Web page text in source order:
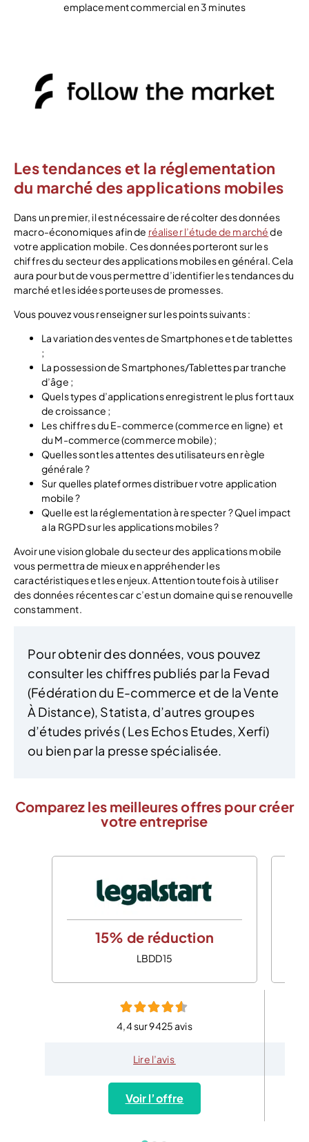
emplacement commercial en 3 minutes
Les tendances et la réglementation
du marché des applications mobiles
Dans un premier, il est nécessaire de récolter des données
macro-économiques afin de réaliser l’étude de marchéde
votre application mobile. Ces données porteront sur les
chiffres du secteur des applications mobiles en général. Cela
aura pour but de vous permettre d’identifier les tendances du
marché et les idées porteuses de promesses.
Vous pouvez vous renseigner sur les points suivants :
La variation des ventes de Smartphones et de tablettes
;
La possession de Smartphones/Tablettes par tranche
d’âge ;
Quels types d’applications enregistrent le plus fort taux
de croissance ;
Les chiffres du E-commerce (commerce en ligne) et
du M-commerce (commerce mobile) ;
Quelles sont les attentes des utilisateurs en règle
générale ?
Sur quelles plateformes distribuer votre application
mobile ?
Quelle est la réglementation à respecter ? Quel impact
a la RGPD sur les applications mobiles ?
Avoir une vision globale du secteur des applications mobile
vous permettra de mieux en appréhender les
caractéristiques et les enjeux. Attention toutefois à utiliser
des données récentes car c’est un domaine qui se renouvelle
constamment.
Pour obtenir des données, vous pouvez
consulter les chiffres publiés par la Fevad
(Fédération du E-commerce et de la Vente
À Distance), Statista, d’autres groupes
d’études privés ( Les Echos Etudes, Xerfi)
ou bien par la presse spécialisée.
Comparez les meilleures offres pour créer
votre entreprise
15% de réduction
LBDD15
4,4 sur 9425 avis
Lire l’avis
Voir l’offre